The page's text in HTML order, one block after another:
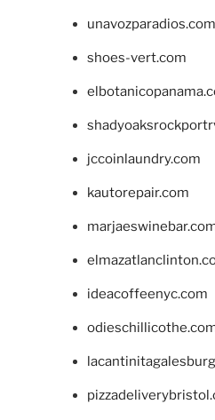
unavozparadios.com
shoes-vert.com
jccoinlaundry.com
kautorepair.com
ideacoffeenyc.com